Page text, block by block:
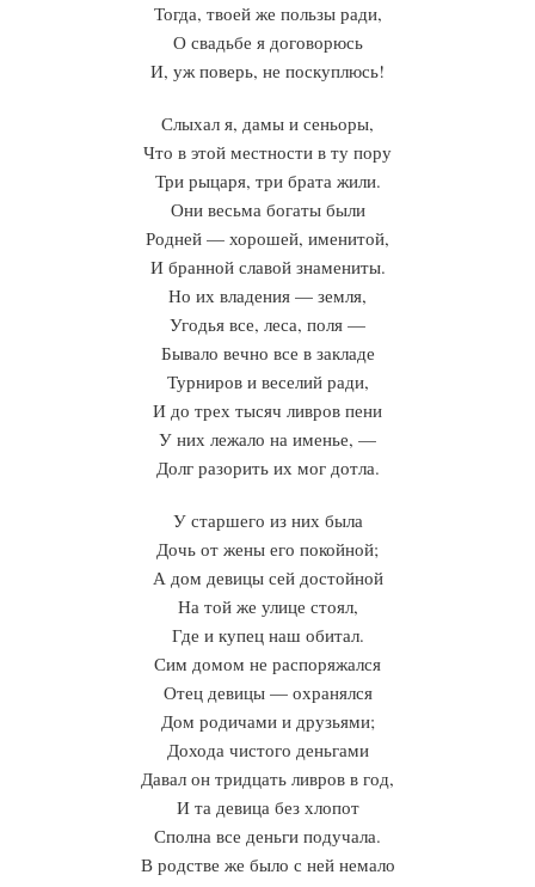
Тогда, твоей же пользы ради,
О свадьбе я договорюсь
И, уж поверь, не поскуплюсь!
Слыхал я, дамы и сеньоры,
Что в этой местности в ту пору
Три рыцаря, три брата жили.
Они весьма богаты были
Родней — хорошей, именитой,
И бранной славой знамениты.
Но их владения — земля,
Угодья все, леса, поля —
Бывало вечно все в закладе
Турниров и веселий ради,
И до трех тысяч ливров пени
У них лежало на именье, —
Долг разорить их мог дотла.
У старшего из них была
Дочь от жены его покойной;
А дом девицы сей достойной
На той же улице стоял,
Где и купец наш обитал.
Сим домом не распоряжался
Отец девицы — охранялся
Дом родичами и друзьями;
Дохода чистого деньгами
Давал он тридцать ливров в год,
И та девица без хлопот
Сполна все деньги подучала.
В родстве же было с ней немало